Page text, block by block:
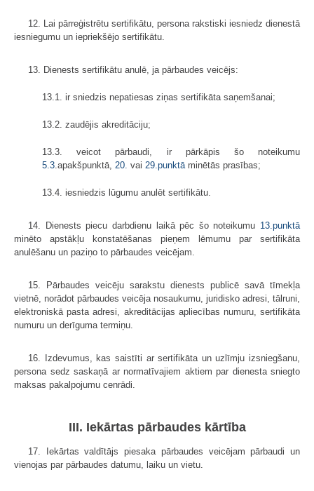
12. Lai pārreģistrētu sertifikātu, persona rakstiski iesniedz dienestā
iesniegumu un iepriekšējo sertifikātu.
13. Dienests sertifikātu anulē, ja pārbaudes veicējs:
13.1. ir sniedzis nepatiesas ziņas sertifikāta saņemšanai;
13.2. zaudējis akreditāciju;
13.3. veicot pārbaudi, ir pārkāpis šo noteikumu
5.3.apakšpunktā, 20. vai 29.punktāminētās prasības;
13.4. iesniedzis lūgumu anulēt sertifikātu.
14. Dienests piecu darbdienu laikā pēc šo noteikumu 13.punktā
minēto apstākļu konstatēšanas pieņem lēmumu par sertifikāta
anulēšanu un paziņo to pārbaudes veicējam.
15. Pārbaudes veicēju sarakstu dienests publicē savā tīmekļa
vietnē, norādot pārbaudes veicēja nosaukumu, juridisko adresi, tālruni,
elektroniskā pasta adresi, akreditācijas apliecības numuru, sertifikāta
numuru un derīguma termiņu.
16. Izdevumus, kas saistīti ar sertifikāta un uzlīmju izsniegšanu,
persona sedz saskaņā ar normatīvajiem aktiem par dienesta sniegto
maksas pakalpojumu cenrādi.
III. Iekārtas pārbaudes kārtība
17. Iekārtas valdītājs piesaka pārbaudes veicējam pārbaudi un
vienojas par pārbaudes datumu, laiku un vietu.